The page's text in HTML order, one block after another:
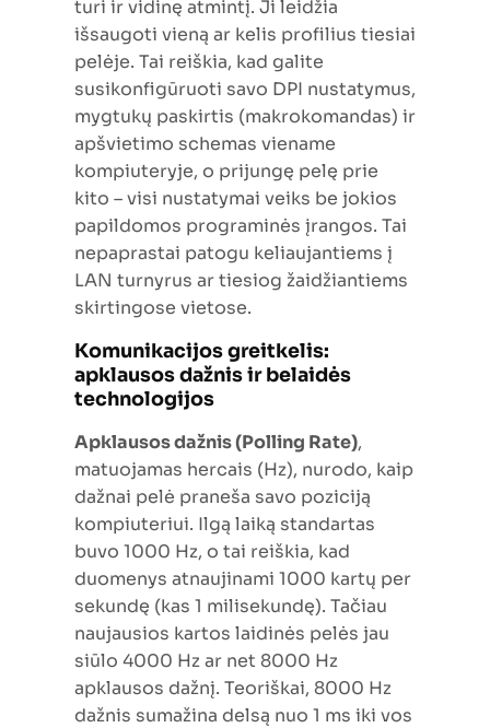
turi ir vidinę atmintį. Ji leidžia
išsaugoti vieną ar kelis profilius tiesiai
pelėje. Tai reiškia, kad galite
susikonfigūruoti savo DPI nustatymus,
mygtukų paskirtis (makrokomandas) ir
apšvietimo schemas viename
kompiuteryje, o prijungę pelę prie
kito – visi nustatymai veiks be jokios
papildomos programinės įrangos. Tai
nepaprastai patogu keliaujantiems į
LAN turnyrus ar tiesiog žaidžiantiems
skirtingose vietose.
Komunikacijos greitkelis:
apklausos dažnis ir belaidės
technologijos
Apklausos dažnis (Polling Rate),
matuojamas hercais (Hz), nurodo, kaip
dažnai pelė praneša savo poziciją
kompiuteriui. Ilgą laiką standartas
buvo 1000 Hz, o tai reiškia, kad
duomenys atnaujinami 1000 kartų per
sekundę (kas 1 milisekundę). Tačiau
naujausios kartos laidinės pelės jau
siūlo 4000 Hz ar net 8000 Hz
apklausos dažnį. Teoriškai, 8000 Hz
dažnis sumažina delsą nuo 1 ms iki vos